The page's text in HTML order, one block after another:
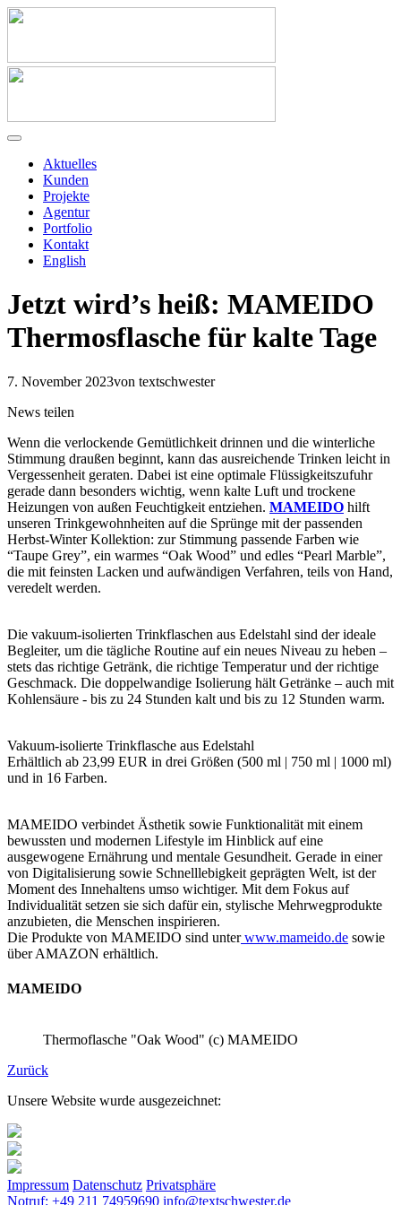
Aktuelles
Kunden
Projekte
Agentur
Portfolio
Kontakt
English
Jetzt wird’s heiß: MAMEIDO
Thermosflasche für kalte Tage
7. November 2023von textschwester
News teilen
Wenn die verlockende Gemütlichkeit drinnen und die winterliche
Stimmung draußen beginnt, kann das ausreichende Trinken leicht in
Vergessenheit geraten. Dabei ist eine optimale Flüssigkeitszufuhr
gerade dann besonders wichtig, wenn kalte Luft und trockene
Heizungen von außen Feuchtigkeit entziehen. MAMEIDO hilft
unseren Trinkgewohnheiten auf die Sprünge mit der passenden
Herbst-Winter Kollektion: zur Stimmung passende Farben wie
“Taupe Grey”, ein warmes “Oak Wood” und edles “Pearl Marble”,
die mit feinsten Lacken und aufwändigen Verfahren, teils von Hand,
veredelt werden.
Die vakuum-isolierten Trinkflaschen aus Edelstahl sind der ideale
Begleiter, um die tägliche Routine auf ein neues Niveau zu heben –
stets das richtige Getränk, die richtige Temperatur und der richtige
Geschmack. Die doppelwandige Isolierung hält Getränke – auch mit
Kohlensäure - bis zu 24 Stunden kalt und bis zu 12 Stunden warm.
Vakuum-isolierte Trinkflasche aus Edelstahl
Erhältlich ab 23,99 EUR in drei Größen (500 ml | 750 ml | 1000 ml)
und in 16 Farben.
MAMEIDO verbindet Ästhetik sowie Funktionalität mit einem
bewussten und modernen Lifestyle im Hinblick auf eine
ausgewogene Ernährung und mentale Gesundheit. Gerade in einer
von Digitalisierung sowie Schnelllebigkeit geprägten Welt, ist der
Moment des Innehaltens umso wichtiger. Mit dem Fokus auf
Individualität setzen sie sich dafür ein, stylische Mehrwegprodukte
anzubieten, die Menschen inspirieren.
Die Produkte von MAMEIDO sind unterwww.mameido.de sowie
über AMAZON erhältlich.
MAMEIDO
Thermoflasche "Oak Wood" (c) MAMEIDO
Zurück
Unsere Website wurde ausgezeichnet:
Impressum Datenschutz Privatsphäre
Notruf: +49 211 74959690 info@textschwester.de